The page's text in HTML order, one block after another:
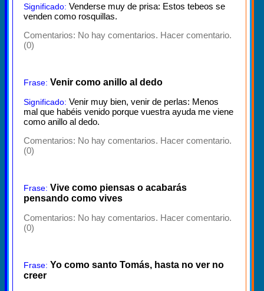
Significado: Venderse muy de prisa: Estos tebeos se
venden como rosquillas.
Comentarios: No hay comentarios. Hacer comentario.
(0)
Frase: Venir como anillo al dedo
Significado: Venir muy bien, venir de perlas: Menos
mal que habéis venido porque vuestra ayuda me viene
como anillo al dedo.
Comentarios: No hay comentarios. Hacer comentario.
(0)
Frase: Vive como piensas o acabarás
pensando como vives
Comentarios: No hay comentarios. Hacer comentario.
(0)
Frase: Yo como santo Tomás, hasta no ver no
creer